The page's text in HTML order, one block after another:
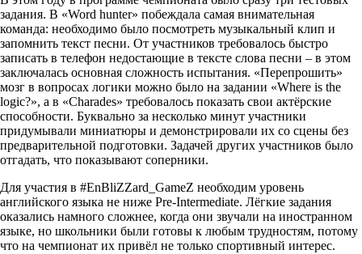
задания. В «Word hunter» побеждала самая внимательная
команда: необходимо было посмотреть музыкальный клип и
запомнить текст песни. От участников требовалось быстро
записать в телефон недостающие в тексте слова песни – в этом
заключалась основная сложность испытания. «Перепрошить»
мозг в вопросах логики можно было на задании «Where is the
logic?», а в «Charades» требовалось показать свои актёрские
способности. Буквально за несколько минут участники
придумывали миниатюры и демонстрировали их со сцены без
предварительной подготовки. Задачей других участников было
отгадать, что показывают соперники.
Для участия в #EnBliZZard_GameZ необходим уровень
английского языка не ниже Pre-Intermediate. Лёгкие задания
оказались намного сложнее, когда они звучали на иностранном
языке, но школьники были готовы к любым трудностям, потому
что на чемпионат их привёл не только спортивный интерес.